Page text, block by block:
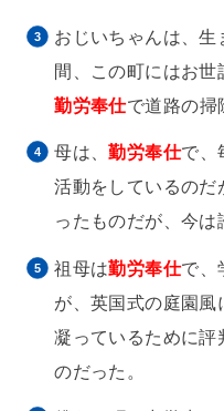
おじいちゃんは、
間、この町にはお世
勤労奉仕で道路の掃
母は、勤労奉仕で、
活動をしているのだ
ったものだが、今は
祖母は勤労奉仕で、
が、英国式の庭園風
凝っているために評
のだった。